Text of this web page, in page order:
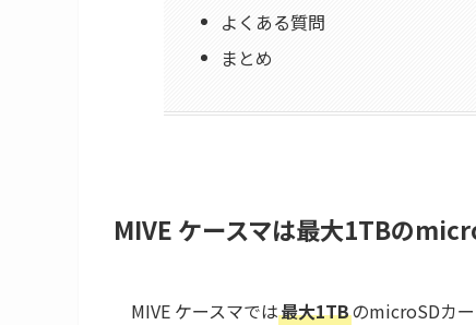
よくある質問
まとめ
MIVE ケースマは最大1TBの
MIVE ケースマでは最大1TBのmicroSDカー